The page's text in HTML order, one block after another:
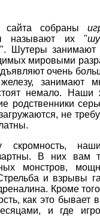
сайта собраны
называют их "
Шутеры
мировыми
очень
занимают
немало.
родственники
не
скромность,
В них вам
монстров,
и взрывы
Кроме
как это бывает
и где